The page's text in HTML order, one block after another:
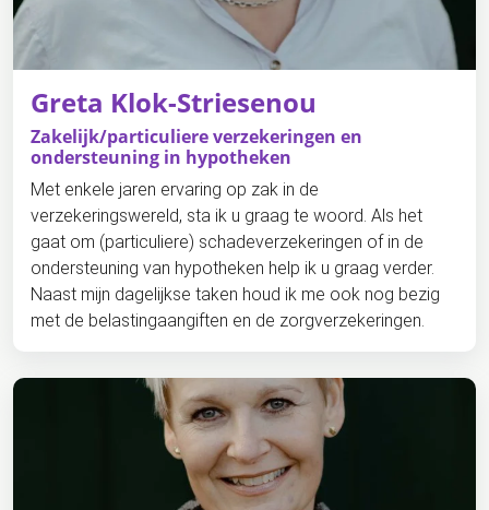
Greta Klok-Striesenou
Zakelijk/particuliere verzekeringen en
ondersteuning in hypotheken
Met enkele jaren ervaring op zak in de
verzekeringswereld, sta ik u graag te woord. Als het
gaat om (particuliere) schadeverzekeringen of in de
ondersteuning van hypotheken help ik u graag verder.
Naast mijn dagelijkse taken houd ik me ook nog bezig
met de belastingaangiften en de zorgverzekeringen.